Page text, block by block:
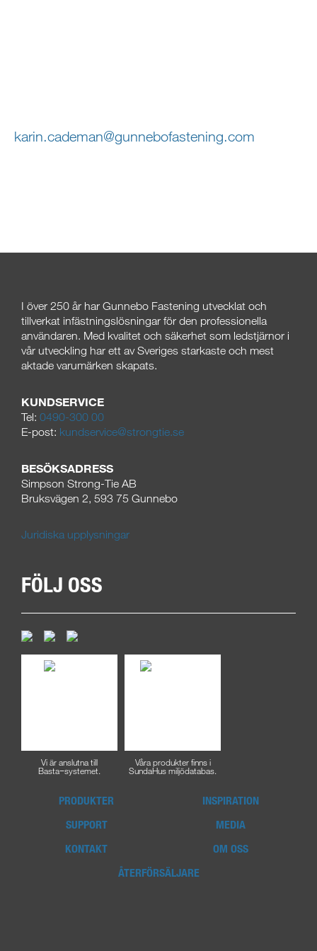
karin.cademan@gunnebofastening.com
I över 250 år har Gunnebo Fastening utvecklat och
tillverkat infästningslösningar för den professionella
användaren. Med kvalitet och säkerhet som ledstjärnor i
vår utveckling har ett av Sveriges starkaste och mest
aktade varumärken skapats.
KUNDSERVICE
Tel: 0490-300 00
E-post: kundservice@strongtie.se
BESÖKSADRESS
Simpson Strong-Tie AB
Bruksvägen 2, 593 75 Gunnebo
Juridiska upplysningar
FÖLJ OSS
Vi är anslutna till
Basta−systemet.
Våra produkter finns i
SundaHus miljödatabas.
PRODUKTER
INSPIRATION
SUPPORT
MEDIA
KONTAKT
OM OSS
ÅTERFÖRSÄLJARE